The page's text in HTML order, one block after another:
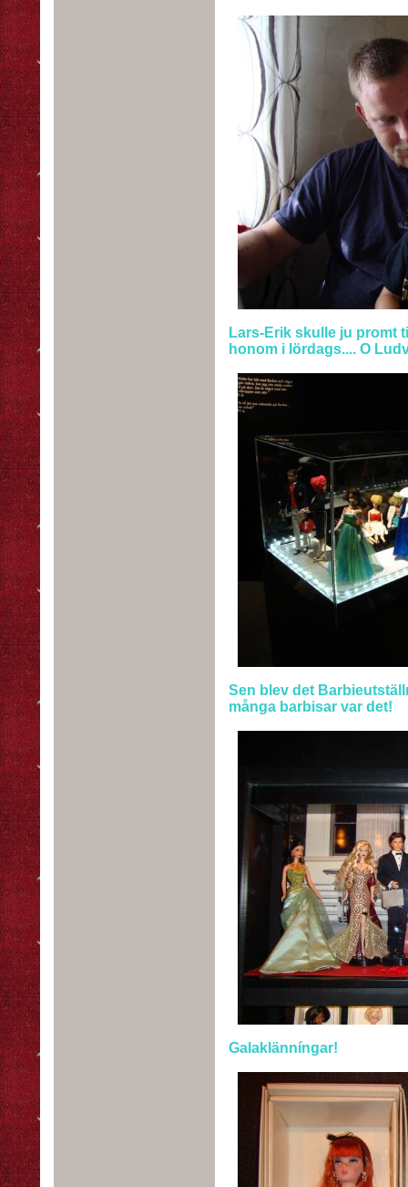
Lars-Erik skulle ju promt
honom i lördags.... O
Sen blev det
många barbisar var det!
Galaklänníngar!